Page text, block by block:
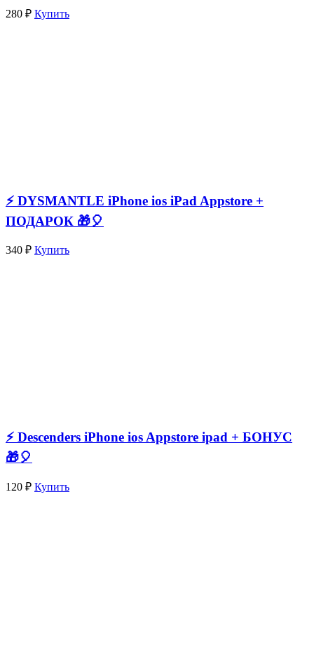
280 ₽ Купить
⚡️ DYSMANTLE iPhone ios iPad Appstore +
ПОДАРОК 🎁🎈
340 ₽ Купить
⚡️ Descenders iPhone ios Appstore ipad + БОНУС
🎁🎈
120 ₽ Купить